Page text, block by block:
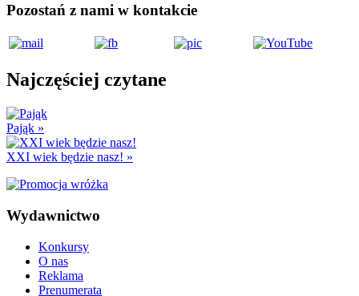
Pozostań z nami w kontakcie
Najczęściej czytane
Pająk »
XXI wiek będzie nasz! »
Wydawnictwo
Konkursy
O nas
Reklama
Prenumerata